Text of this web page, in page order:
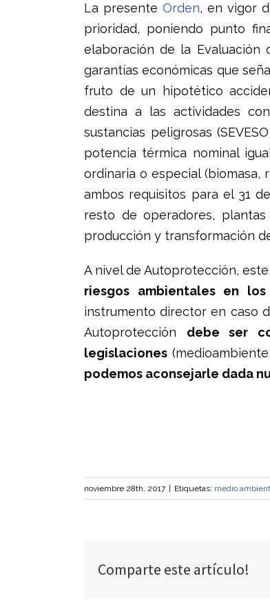
La presente Orden, en vigor
prioridad, poniendo punto
elaboración de la Evaluación
garantías económicas que
fruto de un hipotético
destina a las actividades
sustancias peligrosas
potencia térmica nominal
ordinaria o especial
ambos requisitos para el 31
resto de operadores,
producción y transformación
A nivel de Autoprotección,
riesgos ambientales en
instrumento director en caso
Autoprotección debe ser
legislaciones
podemos aconsejarle dada
noviembre 28th, 2017 Etiquetas: medio
Comparte este artículo!